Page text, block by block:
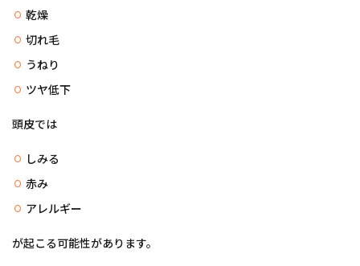
乾燥
切れ毛
うねり
ツヤ低下
頭皮では
しみる
赤み
アレルギー
が起こる可能性があります。